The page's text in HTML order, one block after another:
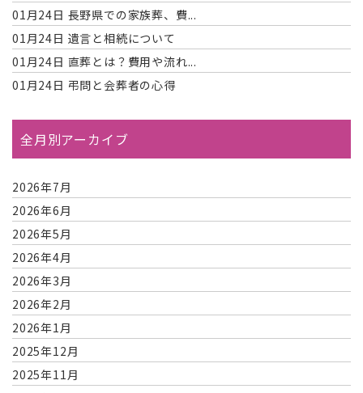
01月24日 長野県での家族葬、費...
01月24日 遺言と相続について
01月24日 直葬とは？費用や流れ...
01月24日 弔問と会葬者の心得
全月別アーカイブ
2026年7月
2026年6月
2026年5月
2026年4月
2026年3月
2026年2月
2026年1月
2025年12月
2025年11月